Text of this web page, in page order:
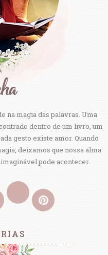
na magia das palavras. Uma
dentro de um livro, um
gesto existe amor. Quando
deixamos que nossa alma
pode acontecer.